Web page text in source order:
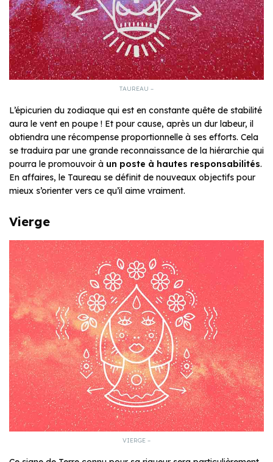
TAUREAU –
L’épicurien du zodiaque qui est en constante quête de stabilité
aura le vent en poupe ! Et pour cause, après un dur labeur, il
obtiendra une récompense proportionnelle à ses efforts. Cela
se traduira par une grande reconnaissance de la hiérarchie qui
pourra le promouvoir à un poste à hautes responsabilités.
En affaires, le Taureau se définit de nouveaux objectifs pour
mieux s’orienter vers ce qu’il aime vraiment.
Vierge
VIERGE –